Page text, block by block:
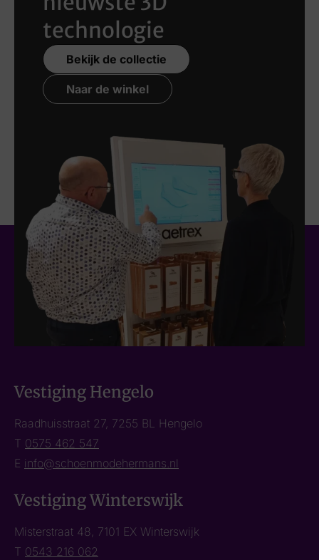
technologie
Bekijk de collectie
Naar de winkel
Vestiging Hengelo
Raadhuisstraat 27, 7255 BL Hengelo
T 0575 462 547
E info@schoenmodehermans.nl
Vestiging Winterswijk
Misterstraat 48, 7101 EX Winterswijk
T 0543 216 062